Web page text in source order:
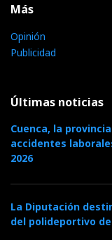
Más
Opinión
Publicidad
Últimas noticias
Cuenca, la
accidentes
2026
La Diputación
del polideportivo